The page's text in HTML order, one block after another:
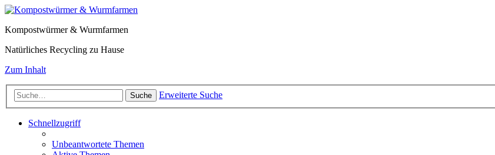
Kompostwürmer & Wurmfarmen
Natürliches Recycling zu Hause
Zum Inhalt
Suche Erweiterte Suche
Schnellzugriff
Unbeantwortete Themen